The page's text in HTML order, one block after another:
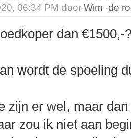
06:34 PM doorWim -de
dan €1500,-
wordt de spoeling
zijn er wel, maar
zou ik niet aan